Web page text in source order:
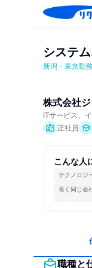
システ
新潟・東京勤
株式会社
ITサービス、
正社員
こんな人
テクノロジ
長く同じ会
人とたくさ
職種と